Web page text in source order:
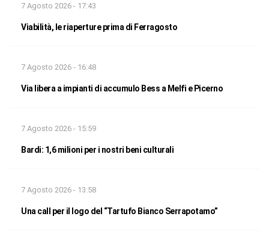
7 Agosto 2026 - 17:43
Viabilità, le riaperture prima di Ferragosto
7 Agosto 2026 - 16:48
Via libera a impianti di accumulo Bess a Melfi e Picerno
7 Agosto 2026 - 15:59
Bardi: 1,6 milioni per i nostri beni culturali
7 Agosto 2026 - 13:58
Una call per il logo del “Tartufo Bianco Serrapotamo”